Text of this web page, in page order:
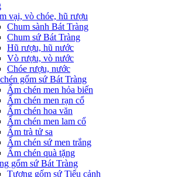
vại, vò chóe, hũ rượu
Chum sành Bát Tràng
Chum sứ Bát Tràng
Hũ rượu, hũ nước
Vò rượu, vò nước
Chóe rượu, nước
gốm sứ Bát Tràng
Ấm chén men hỏa biến
Ấm chén men rạn cổ
Ấm chén hoa văn
Ấm chén men lam cổ
Ấm trà tử sa
Ấm chén sứ men trắng
Ấm chén quà tặng
gốm sứ Bát Tràng
Tượng gốm sứ Tiểu cảnh